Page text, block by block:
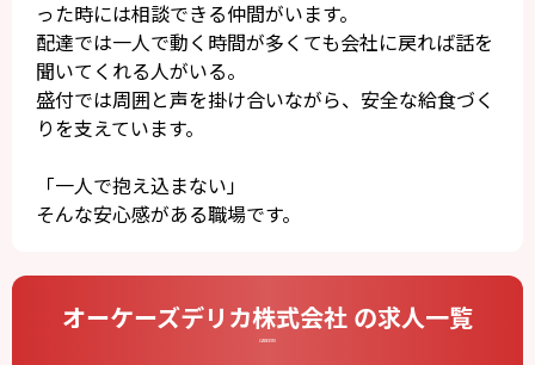
った時には相談できる仲間がいます。
配達では一人で動く時間が多くても会社に戻れば話を
聞いてくれる人がいる。
盛付では周囲と声を掛け合いながら、安全な給食づく
りを支えています。
「一人で抱え込まない」
そんな安心感がある職場です。
オーケーズデリカ株式会社 の求人一覧
CAREERS